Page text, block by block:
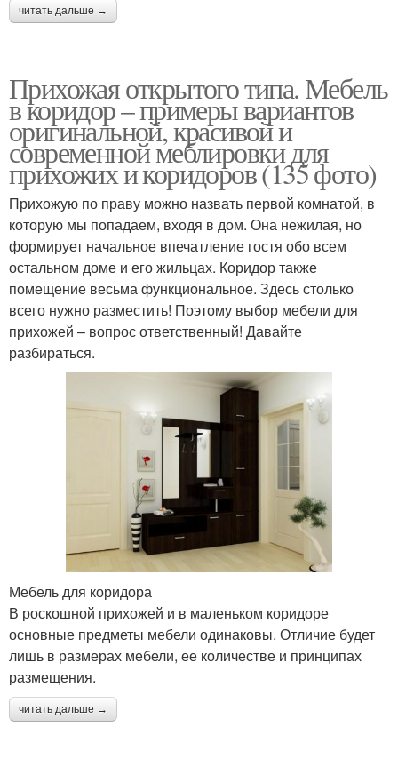
читать дальше →
Прихожая открытого типа. Мебель
в коридор – примеры вариантов
оригинальной, красивой и
современной меблировки для
прихожих и коридоров (135 фото)
Прихожую по праву можно назвать первой комнатой, в
которую мы попадаем, входя в дом. Она нежилая, но
формирует начальное впечатление гостя обо всем
остальном доме и его жильцах. Коридор также
помещение весьма функциональное. Здесь столько
всего нужно разместить! Поэтому выбор мебели для
прихожей – вопрос ответственный! Давайте
разбираться.
Мебель для коридора
В роскошной прихожей и в маленьком коридоре
основные предметы мебели одинаковы. Отличие будет
лишь в размерах мебели, ее количестве и принципах
размещения.
читать дальше →